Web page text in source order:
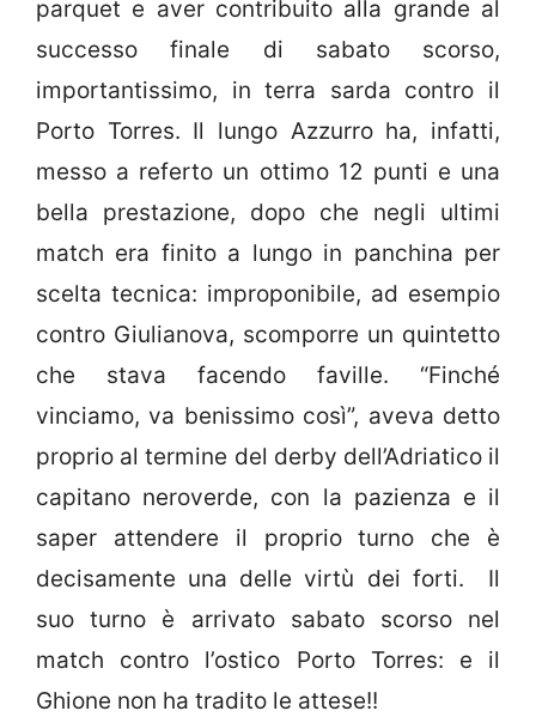
parquet e aver contribuito alla grande al
successo finale di sabato scorso,
importantissimo, in terra sarda contro il
Porto Torres. Il lungo Azzurro ha, infatti,
messo a referto un ottimo 12 punti e una
bella prestazione, dopo che negli ultimi
match era finito a lungo in panchina per
scelta tecnica: improponibile, ad esempio
contro Giulianova, scomporre un quintetto
che stava facendo faville. “Finché
vinciamo, va benissimo così”, aveva detto
proprio al termine del derby dell’Adriatico il
capitano neroverde, con la pazienza e il
saper attendere il proprio turno che è
decisamente una delle virtù dei forti. Il
suo turno è arrivato sabato scorso nel
match contro l’ostico Porto Torres: e il
Ghione non ha tradito le attese!!